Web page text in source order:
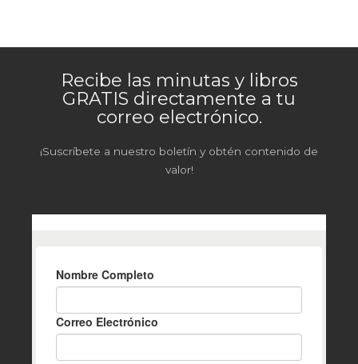
Recibe las minutas y libros
GRATIS directamente a tu
correo electrónico.
¡Suscríbete a nuestro boletín y obtén contenido de
valor!